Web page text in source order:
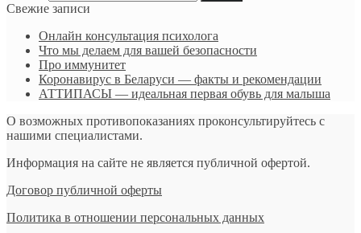
Свежие записи
Онлайн консультация психолога
Что мы делаем для вашей безопасности
Про иммунитет
Коронавирус в Беларуси — факты и рекомендации
АТТИПАСЫ — идеальная первая обувь для малыша
О возможных противопоказаниях проконсультируйтесь с
нашими специалистами.
Информация на сайте не является публичной офертой.
Договор публичной оферты
Политика в отношении персональных данных